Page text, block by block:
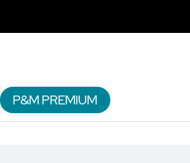
P&M PREMIUM